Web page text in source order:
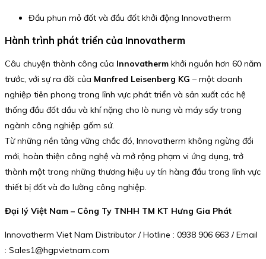
Đầu phun mỏ đốt và đầu đốt khởi động Innovatherm
Hành trình phát triển của Innovatherm
Câu chuyện thành công của Innovatherm khởi nguồn hơn 60 năm
trước, với sự ra đời của Manfred Leisenberg KG – một doanh
nghiệp tiên phong trong lĩnh vực phát triển và sản xuất các hệ
thống đầu đốt dầu và khí nặng cho lò nung và máy sấy trong
ngành công nghiệp gốm sứ.
Từ những nền tảng vững chắc đó, Innovatherm không ngừng đổi
mới, hoàn thiện công nghệ và mở rộng phạm vi ứng dụng, trở
thành một trong những thương hiệu uy tín hàng đầu trong lĩnh vực
thiết bị đốt và đo lường công nghiệp.
Đại lý Việt Nam – Công Ty TNHH TM KT Hưng Gia Phát
Innovatherm Viet Nam Distributor / Hotline : 0938 906 663 / Email
: Sales1@hgpvietnam.com